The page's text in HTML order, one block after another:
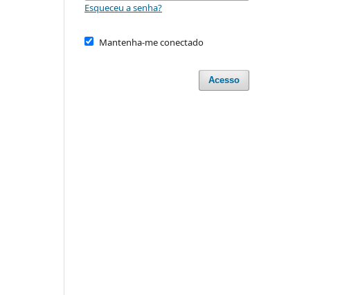
Esqueceu a senha?
Mantenha-me conectado
Acesso